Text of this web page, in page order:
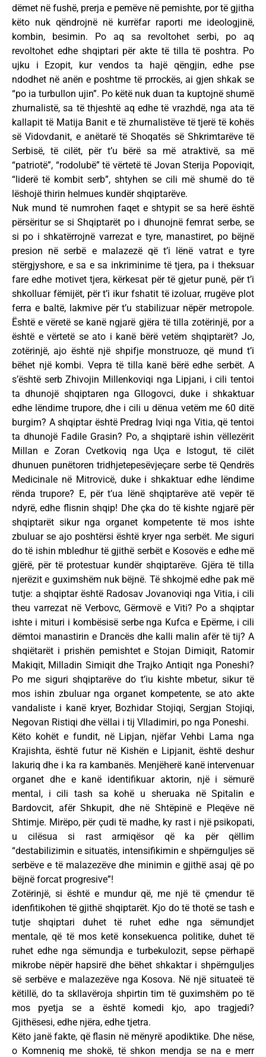
dëmet në fushë, prerja e pemëve në pemishte, por të gjitha
këto nuk qëndrojnë në kurrëfar raporti me ideologjinë,
kombin, besimin. Po aq sa revoltohet serbi, po aq
revoltohet edhe shqiptari për akte të tilla të poshtra. Po
ujku i Ezopit, kur vendos ta hajë qëngjin, edhe pse
ndodhet në anën e poshtme të prrockës, ai gjen shkak se
“po ia turbullon ujin”. Po këtë nuk duan ta kuptojnë shumë
zhurnalistë, sa të thjeshtë aq edhe të vrazhdë, nga ata të
kallapit të Matija Banit e të zhurnalistëve të tjerë të kohës
së Vidovdanit, e anëtarë të Shoqatës së Shkrimtarëve të
Serbisë, të cilët, për t’u bërë sa më atraktivë, sa më
“patriotë”, “rodolubë” të vërtetë të Jovan Sterija Popoviqit,
“liderë të kombit serb”, shtyhen se cili më shumë do të
lëshojë thirin helmues kundër shqiptarëve.
Nuk mund të numrohen faqet e shtypit se sa herë është
përsëritur se si Shqiptarët po i dhunojnë femrat serbe, se
si po i shkatërrojnë varrezat e tyre, manastiret, po bëjnë
presion në serbë e malazezë që t’i lënë vatrat e tyre
stërgjyshore, e sa e sa inkriminime të tjera, pa i theksuar
fare edhe motivet tjera, kërkesat për të gjetur punë, për t’i
shkolluar fëmijët, për t’i ikur fshatit të izoluar, rrugëve plot
ferra e baltë, lakmive për t’u stabilizuar nëpër metropole.
Është e vëretë se kanë ngjarë gjëra të tilla zotërinjë, por a
është e vërtetë se ato i kanë bërë vetëm shqiptarët? Jo,
zotërinjë, ajo është një shpifje monstruoze, që mund t’i
bëhet një kombi. Vepra të tilla kanë bërë edhe serbët. A
s’është serb Zhivojin Millenkoviqi nga Lipjani, i cili tentoi
ta dhunojë shqiptaren nga Gllogovci, duke i shkaktuar
edhe lëndime trupore, dhe i cili u dënua vetëm me 60 ditë
burgim? A shqiptar është Predrag Iviqi nga Vitia, që tentoi
ta dhunojë Fadile Grasin? Po, a shqiptarë ishin vëllezërit
Millan e Zoran Cvetkoviq nga Uça e Istogut, të cilët
dhunuen punëtoren tridhjetepesëvjeçare serbe të Qendrës
Medicinale në Mitrovicë, duke i shkaktuar edhe lëndime
rënda trupore? E, për t’ua lënë shqiptarëve atë vepër të
ndyrë, edhe flisnin shqip! Dhe çka do të kishte ngjarë për
shqiptarët sikur nga organet kompetente të mos ishte
zbuluar se ajo poshtërsi është kryer nga serbët. Me siguri
do të ishin mbledhur të gjithë serbët e Kosovës e edhe më
gjërë, për të protestuar kundër shqiptarëve. Gjëra të tilla
njerëzit e guximshëm nuk bëjnë. Të shkojmë edhe pak më
tutje: a shqiptar është Radosav Jovanoviqi nga Vitia, i cili
theu varrezat në Verbovc, Gërmovë e Viti? Po a shqiptar
ishte i mituri i kombësisë serbe nga Kufca e Epërme, i cili
dëmtoi manastirin e Drancës dhe kalli malin afër të tij? A
shqiëtarët i prishën pemishtet e Stojan Dimiqit, Ratomir
Makiqit, Milladin Simiqit dhe Trajko Antiqit nga Poneshi?
Po me siguri shqiptarëve do t’iu kishte mbetur, sikur të
mos ishin zbuluar nga organet kompetente, se ato akte
vandaliste i kanë kryer, Bozhidar Stojiqi, Sergjan Stojiqi,
Negovan Ristiqi dhe vëllai i tij Vlladimiri, po nga Poneshi.
Këto kohët e fundit, në Lipjan, njëfar Vehbi Lama nga
Krajishta, është futur në Kishën e Lipjanit, është deshur
lakuriq dhe i ka ra kambanës. Menjëherë kanë intervenuar
organet dhe e kanë identifikuar aktorin, një i sëmurë
mental, i cili tash sa kohë u sheruaka në Spitalin e
Bardovcit, afër Shkupit, dhe në Shtëpinë e Pleqëve në
Shtimje. Mirëpo, për çudi të madhe, ky rast i një psikopati,
u cilësua si rast armiqësor që ka për qëllim
“destabilizimin e situatës, intensifikimin e shpërnguljes së
serbëve e të malazezëve dhe minimin e gjithë asaj që po
bëjnë forcat progresive”!
Zotërinjë, si është e mundur që, me një të çmendur të
idenfitikohen të gjithë shqiptarët. Kjo do të thotë se tash e
tutje shqiptari duhet të ruhet edhe nga sëmundjet
mentale, që të mos ketë konsekuenca politike, duhet të
ruhet edhe nga sëmundja e turbekulozit, sepse përhapë
mikrobe nëpër hapsirë dhe bëhet shkaktar i shpërnguljes
së serbëve e malazezëve nga Kosova. Në një situateë të
këtillë, do ta skllavëroja shpirtin tim të guximshëm po të
mos pyetja se a është komedi kjo, apo tragjedi?
Gjithësesi, edhe njëra, edhe tjetra.
Këto janë fakte, që flasin në mënyrë apodiktike. Dhe nëse,
o Komneniq me shokë, të shkon mendja se na e merr